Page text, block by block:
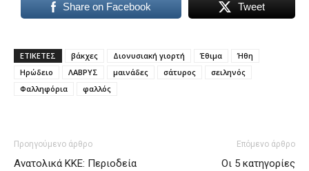
Share on Facebook Tweet
ΕΤΙΚΕΤΕΣ βάκχες Διονυσιακή γιορτή Έθιμα
Ήθη
Ηρώδειο
ΛΑΒΡΥΣ μαινάδες σάτυρος
σειληνός
Φαλληφόρια
φαλλός
Προηγούμενο άρθρο
Ανατολικά ΚΚΕ: Περιοδεία
Επόμενο άρθρο
Οι 5 κατηγορίες